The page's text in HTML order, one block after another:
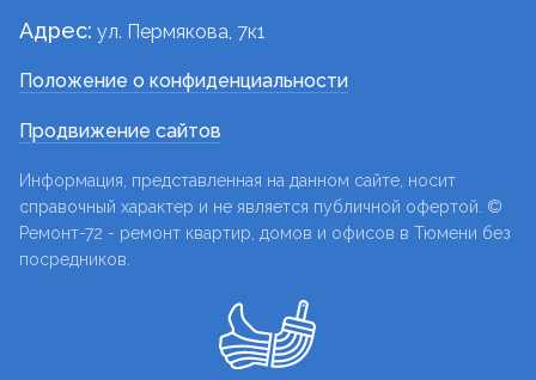
Адрес: ул. Пермякова, 7к1
Положение о конфиденциальности
Продвижение сайтов
Информация, представленная на данном сайте, носит
справочный характер и не является публичной офертой. ©
Ремонт-72 - ремонт квартир, домов и офисов в Тюмени без
посредников.